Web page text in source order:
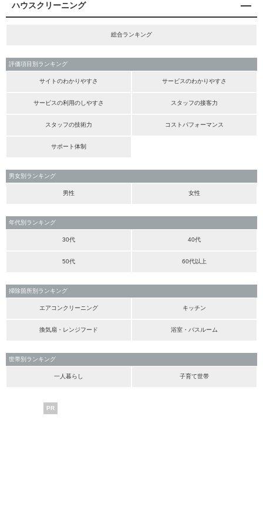
ハウスクリーニング
総合ランキング
評価項目別ランキング
サイトのわかりやすさ サービスのわかりやすさ
サービスの利用のしやすさ スタッフの接客力
スタッフの技術力 コストパフォーマンス
サポート体制
男女別ランキング
男性 女性
年代別ランキング
30代 40代
50代 60代以上
掃除箇所別ランキング
エアコンクリーニング キッチン
換気扇・レンジフード 浴室・バスルーム
世帯別ランキング
一人暮らし 子育て世帯
PR